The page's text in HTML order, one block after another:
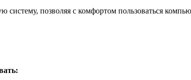
позволяя с комфортом пользоваться